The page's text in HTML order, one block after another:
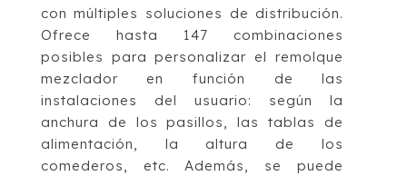
con múltiples soluciones de distribución.
Ofrece hasta 147 combinaciones
posibles para personalizar el remolque
mezclador en función de las
instalaciones del usuario: según la
anchura de los pasillos, las tablas de
alimentación, la altura de los
comederos, etc. Además, se puede